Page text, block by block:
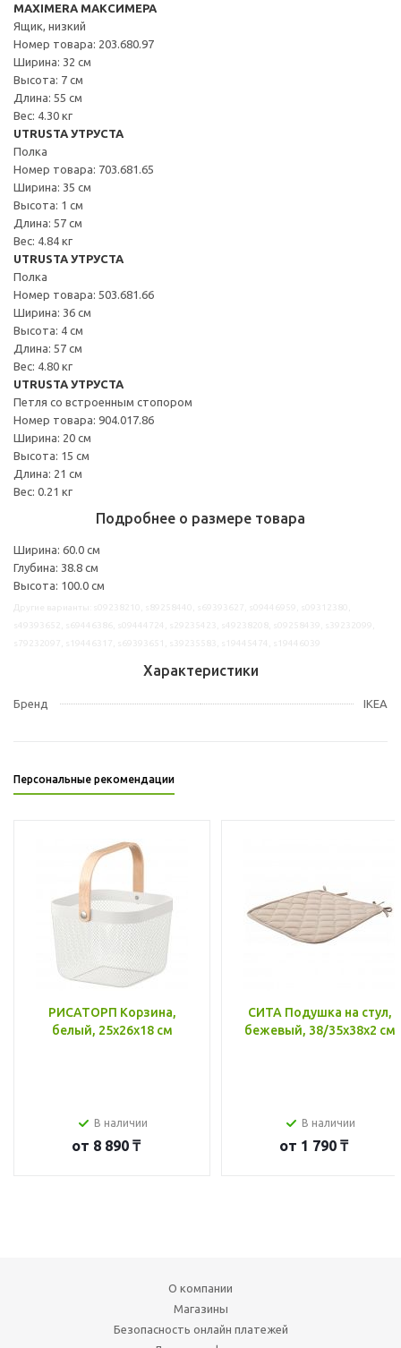
MAXIMERA МАКСИМЕРА
Ящик, низкий
Номер товара: 203.680.97
Ширина: 32 см
Высота: 7 см
Длина: 55 см
Вес: 4.30 кг
UTRUSTA УТРУСТА
Полка
Номер товара: 703.681.65
Ширина: 35 см
Высота: 1 см
Длина: 57 см
Вес: 4.84 кг
UTRUSTA УТРУСТА
Полка
Номер товара: 503.681.66
Ширина: 36 см
Высота: 4 см
Длина: 57 см
Вес: 4.80 кг
UTRUSTA УТРУСТА
Петля со встроенным стопором
Номер товара: 904.017.86
Ширина: 20 см
Высота: 15 см
Длина: 21 см
Вес: 0.21 кг
Подробнее о размере товара
Ширина: 60.0 см
Глубина: 38.8 см
Высота: 100.0 см
Характеристики
Бренд IKEA
Персональные рекомендации
РИСАТОРП Корзина,
белый, 25x26x18 см
В наличии
от 8 890 ₸
СИТА Подушка на стул,
бежевый, 38/35x38x2 см
В наличии
от 1 790 ₸
О компании
Магазины
Безопасность онлайн платежей